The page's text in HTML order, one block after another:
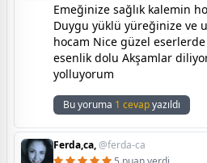
Emeğinize sağlık kalemin
Duygu yüklü yüreğinize ve
hocam Nice güzel
esenlik dolu Akşamlar
yolluyorum
Bu yoruma 1 cevapyazıldı
Ferda,ca,@ferda-ca